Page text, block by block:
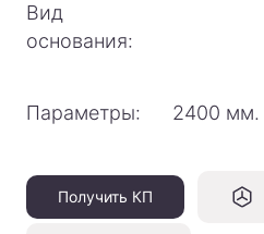
Вид
основания:
Параметры: 2400 мм.
Получить КП